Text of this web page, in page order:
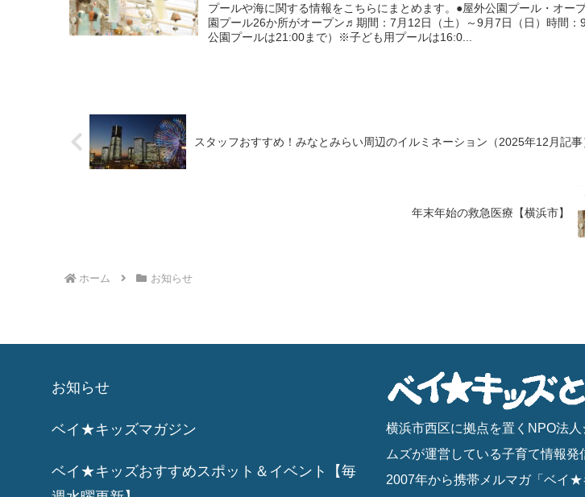
プールや海に関する情報をこちらにまとめます。●屋外公園プール・オー
園プール26か所がオープン♬期間：7月12日（土）～9月7日（日）時間
公園プールは21:00まで）※子ども用プールは16:0...
スタッフおすすめ！みなとみらい周辺のイルミネーション（2025年12月記事
年末年始の救急医療【横浜市】
ホーム お知らせ
お知らせ
ベイ★キッズマガジン
ベイ★キッズおすすめスポット＆イベント【毎
横浜市西区に拠点を置くNPO法
ムズが運営している子育て情報発
2007年から携帯メルマガ「ベイ★